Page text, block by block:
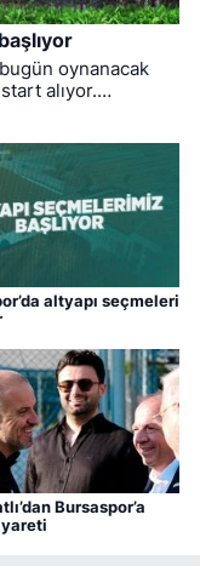
oynanacak
alıyor.
altyapı seçmeleri
Bursaspor’a